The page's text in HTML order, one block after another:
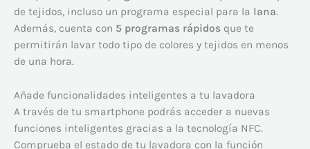
de tejidos, incluso un programa especial para la lana.
Además, cuenta con 5 programas rápidos que te
permitirán lavar todo tipo de colores y tejidos en menos
de una hora.
Añade funcionalidades inteligentes a tu lavadora
A través de tu smartphone podrás acceder a nuevas
funciones inteligentes gracias a la tecnología NFC.
Comprueba el estado de tu lavadora con la función